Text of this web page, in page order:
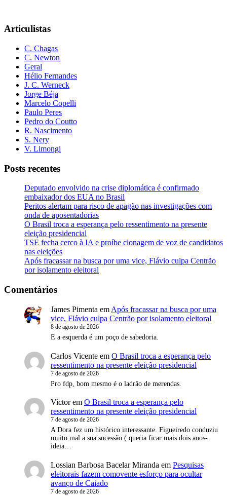
Articulistas
C. Chagas
C. Newton
Geral
Hélio Fernandes
J. C. Werneck
Jorge Béja
Marcelo Copelli
Paulo Peres
Pedro do Coutto
R. Nascimento
S. Nery
V. Limongi
Posts recentes
Deputado envolvido na crise diplomática é confirmado
embaixador dos EUA no Brasil
Peritos alertam para risco de apagão nas investigações com
onda de aposentadorias
O Brasil troca a esperança pelo ressentimento na presente
eleição presidencial
TSE fecha cerco à IA e proíbe clonagem de voz de candidatos
nas eleições
Após fracassar na busca por uma vice, Flávio culpa Centrão
por isolamento eleitoral
Comentários
James Pimenta em Após fracassar na busca por uma
vice, Flávio culpa Centrão por isolamento eleitoral
8 de agosto de 2026
E a esquerda é um poço de sabedoria.
Carlos Vicente em O Brasil troca a esperança pelo
ressentimento na presente eleição presidencial
7 de agosto de 2026
Pro fdp, bom mesmo é o ladrão de merendas.
Victorem O Brasil troca a esperança pelo
ressentimento na presente eleição presidencial
7 de agosto de 2026
A Dora fez um histórico interessante. Figueiredo conduziu
muito mal a sua sucessão ( queria ficar mais dois anos-
ideia…
Lossian Barbosa Bacelar Miranda em Pesquisas
eleitorais fazem comovente esforço para ocultar
avanço de Caiado
7 de agosto de 2026